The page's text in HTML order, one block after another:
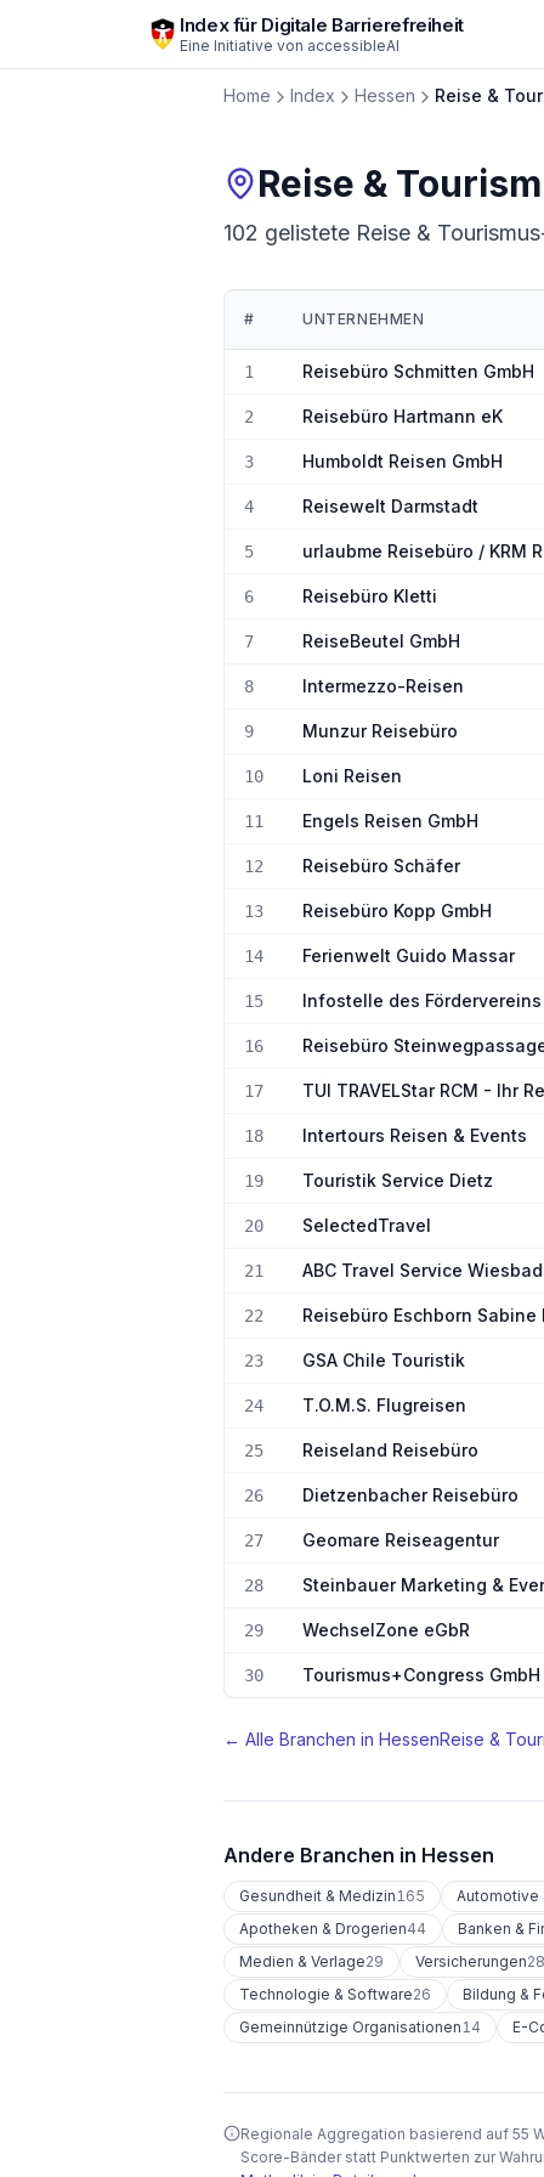
Zum Hauptinhalt springenIndex für Digitale Barrierefreiheit
Eine Initiative von accessibleAI
Home Index Hessen Reise &
Reise &
102 gelistete Reise &
Reise & Tourismus Hessen
# UNTERNEHMEN
1 Reisebüro Schmitten GmbH
2 Reisebüro Hartmann eK
3 Humboldt Reisen GmbH
4 Reisewelt Darmstadt
5 urlaubme Reisebüro / KRM
6 Reisebüro Kletti
7 ReiseBeutel GmbH
8 Intermezzo-Reisen
9 Munzur Reisebüro
10 Loni Reisen
11 Engels Reisen GmbH
12 Reisebüro Schäfer
13 Reisebüro Kopp GmbH
14 Ferienwelt Guido Massar
15 Infostelle des
16 Reisebüro
17 TUI TRAVELStar RCM - Ihr
18 Intertours Reisen & Events
19 Touristik Service Dietz
20 SelectedTravel
21 ABC Travel Service
22 Reisebüro Eschborn Sabine
23 GSA Chile Touristik
24 T.O.M.S. Flugreisen
25 Reiseland Reisebüro
26 Dietzenbacher Reisebüro
27 Geomare Reiseagentur
28 Steinbauer Marketing &
29 WechselZone eGbR
30 Tourismus+Congress
← Alle Branchen in HessenReise &
Andere Branchen in Hessen
Gesundheit & Medizin165 Automotive
Apotheken & Drogerien44 Banken &
Medien & Verlage29 Versicherungen28
Technologie & Software26 Bildung &
Gemeinnützige Organisationen14 E-
Regionale Aggregation basierend auf 55
Score-Bänder statt Punktwerten zur